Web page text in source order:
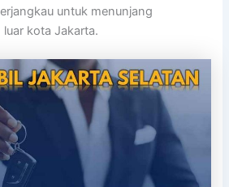
untuk menunjang
kota Jakarta.